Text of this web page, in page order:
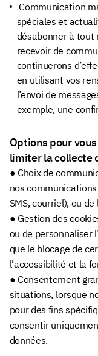
Communication
spéciales et
désabonner à tout
recevoir de
continuerons
en utilisant vos
l’envoi de
exemple, une
Options pour
limiter la collecte
● Choix de
nos
SMS, courriel), ou
● Gestion des
ou de personnaliser
que le blocage de
l’accessibilité et la
● Consentement
situations, lorsque
pour des fins
consentir
données.